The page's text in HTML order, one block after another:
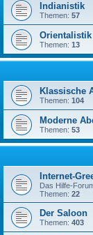
Indianistik
Themen: 57
Orientalistik
Themen: 13
Klassische
Themen: 104
Moderne
Themen: 53
Internet-
Das Hilfe-
Themen: 22
Der Saloon
Themen: 403